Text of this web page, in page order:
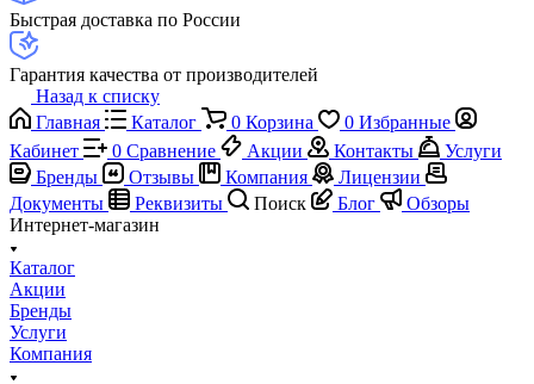
Быстрая доставка по России
Гарантия качества от производителей
Назад к списку
Главная
Каталог 0 Корзина 0 Избранные
Кабинет
0 Сравнение Акции Контакты
Услуги
Бренды
Отзывы Компания
Лицензии
Документы
Реквизиты Поиск Блог
Обзоры
Интернет-магазин
Каталог
Акции
Бренды
Услуги
Компания